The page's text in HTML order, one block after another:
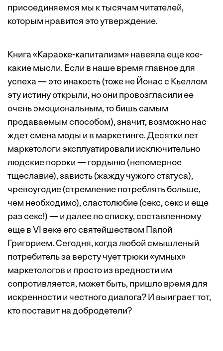
присоединяемся мы к тысячам читателей,
которым нравится это утверждение.
Книга «Караоке-капитализм» навеяла еще кое-
какие мысли. Если в наше время главное для
успеха — это инакость (тоже не Йонас с Кьеллом
эту истину открыли, но они провозгласили ее
очень эмоциональным, то бишь самым
продаваемым способом), значит, возможно нас
ждет смена моды и в маркетинге. Десятки лет
маркетологи эксплуатировали исключительно
людские пороки — гордыню (непомерное
тщеславие), зависть (жажду чужого статуса),
чревоугодие (стремление потреблять больше,
чем необходимо), сластолюбие (секс, секс и еще
раз секс!) — и далее по списку, составленному
еще в VI веке его святейшеством Папой
Григорием. Сегодня, когда любой смышленый
потребитель за версту чует трюки «умных»
маркетологов и просто из вредности им
сопротивляется, может быть, пришло время для
искренности и честного диалога? И выиграет тот,
кто поставит на добродетели?